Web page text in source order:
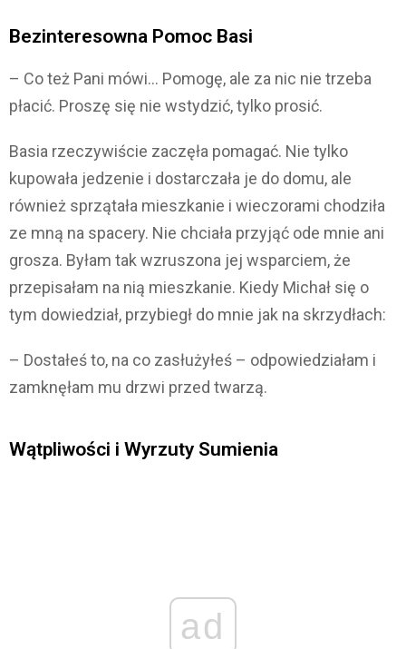
Bezinteresowna Pomoc Basi
– Co też Pani mówi… Pomogę, ale za nic nie trzeba
płacić. Proszę się nie wstydzić, tylko prosić.
Basia rzeczywiście zaczęła pomagać. Nie tylko
kupowała jedzenie i dostarczała je do domu, ale
również sprzątała mieszkanie i wieczorami chodziła
ze mną na spacery. Nie chciała przyjąć ode mnie ani
grosza. Byłam tak wzruszona jej wsparciem, że
przepisałam na nią mieszkanie. Kiedy Michał się o
tym dowiedział, przybiegł do mnie jak na skrzydłach:
– Dostałeś to, na co zasłużyłeś – odpowiedziałam i
zamknęłam mu drzwi przed twarzą.
Wątpliwości i Wyrzuty Sumienia
ad